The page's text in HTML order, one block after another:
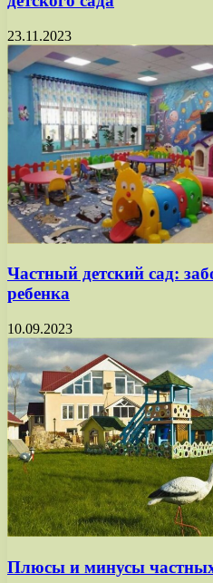
23.11.2023
Частный детский сад:
ребенка
10.09.2023
Плюсы и минусы частных